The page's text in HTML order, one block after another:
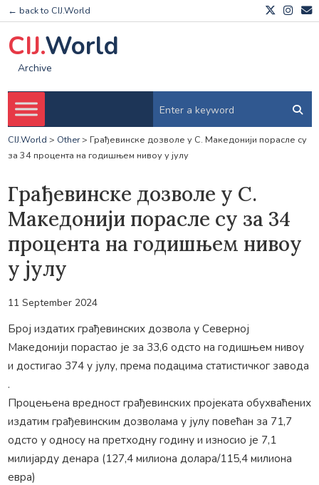
← back to CIJ.World
CIJ.World
Archive
CIJ.World > Other> Грађевинске дозволе у ​​С. Македонији порасле су
за 34 процента на годишњем нивоу у јулу
Грађевинске дозволе у ​​С.
Македонији порасле су за 34
процента на годишњем нивоу
у јулу
11 September 2024
Број издатих грађевинских дозвола у Северној
Македонији порастао је за 33,6 одсто на годишњем нивоу
и достигао 374 у јулу, према подацима статистичког завода
.
Процењена вредност грађевинских пројеката обухваћених
издатим грађевинским дозволама у јулу повећан за 71,7
одсто у односу на претходну годину и износио је 7,1
милијарду денара (127,4 милиона долара/115,4 милиона
евра)